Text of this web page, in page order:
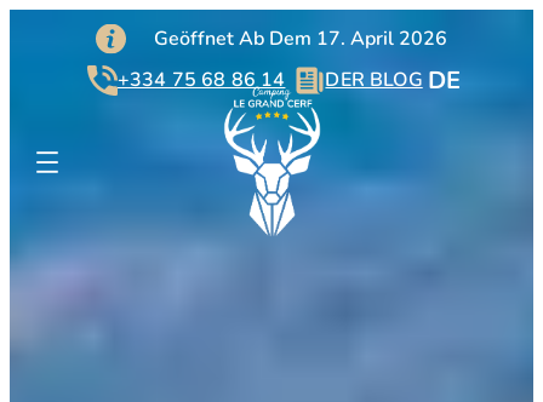
Geöffnet Ab Dem 17. April 2026
+334 75 68 86 14
DER BLOG DE
Weiterlesen:
Stellplätze
Weiterlesen:
Mobilheime
Weiterlesen:
Dienste